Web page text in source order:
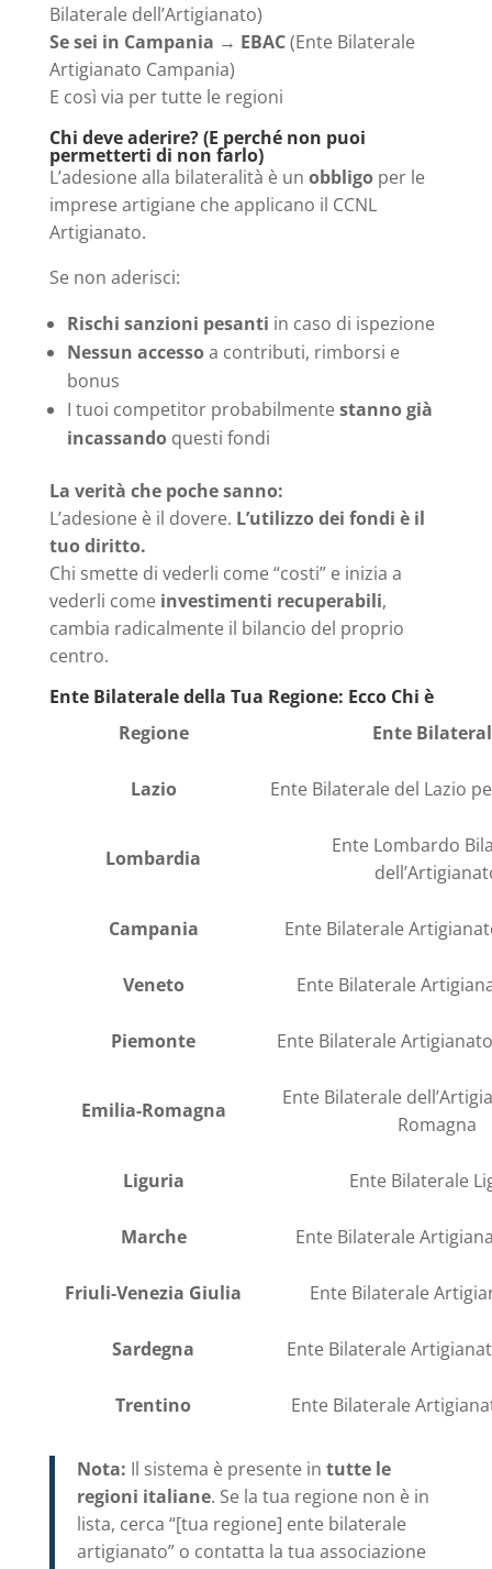
Bilaterale dell’Artigianato)
Se sei in Campania → EBAC(Ente Bilaterale
Artigianato Campania)
E così via per tutte le regioni
Chi deve aderire? (E perché non puoi
permetterti di non farlo)
L’adesione alla bilateralità è un obbligoper le
imprese artigiane che applicano il CCNL
Artigianato.
Se non aderisci:
Rischi sanzioni pesanti in caso di ispezione
Nessun accessoa contributi, rimborsi e
bonus
I tuoi competitor probabilmentestanno già
incassandoquesti fondi
La verità che poche sanno:
L’adesione è il dovere. L’utilizzo dei fondi è il
tuo diritto.
Chi smette di vederli come “costi” e inizia a
vederli come investimenti recuperabili,
cambia radicalmente il bilancio del proprio
centro.
Ente Bilaterale della Tua Regione: Ecco Chi è
Regione
Ente
Lazio Ente Bilaterale del Lazio
Lombardia
Ente Lombardo
Campania Ente Bilaterale
Veneto Ente Bilaterale
Piemonte Ente Bilaterale
Emilia-Romagna
Ente Bilaterale
Romagna
Liguria Ente Bilaterale
Marche Ente Bilaterale
Friuli-Venezia Giulia Ente Bilaterale
Sardegna Ente Bilaterale
Trentino Ente Bilaterale
Nota: Il sistema è presente in tutte le
regioni italiane. Se la tua regione non è in
lista, cerca “[tua regione] ente bilaterale
artigianato” o contatta la tua associazione